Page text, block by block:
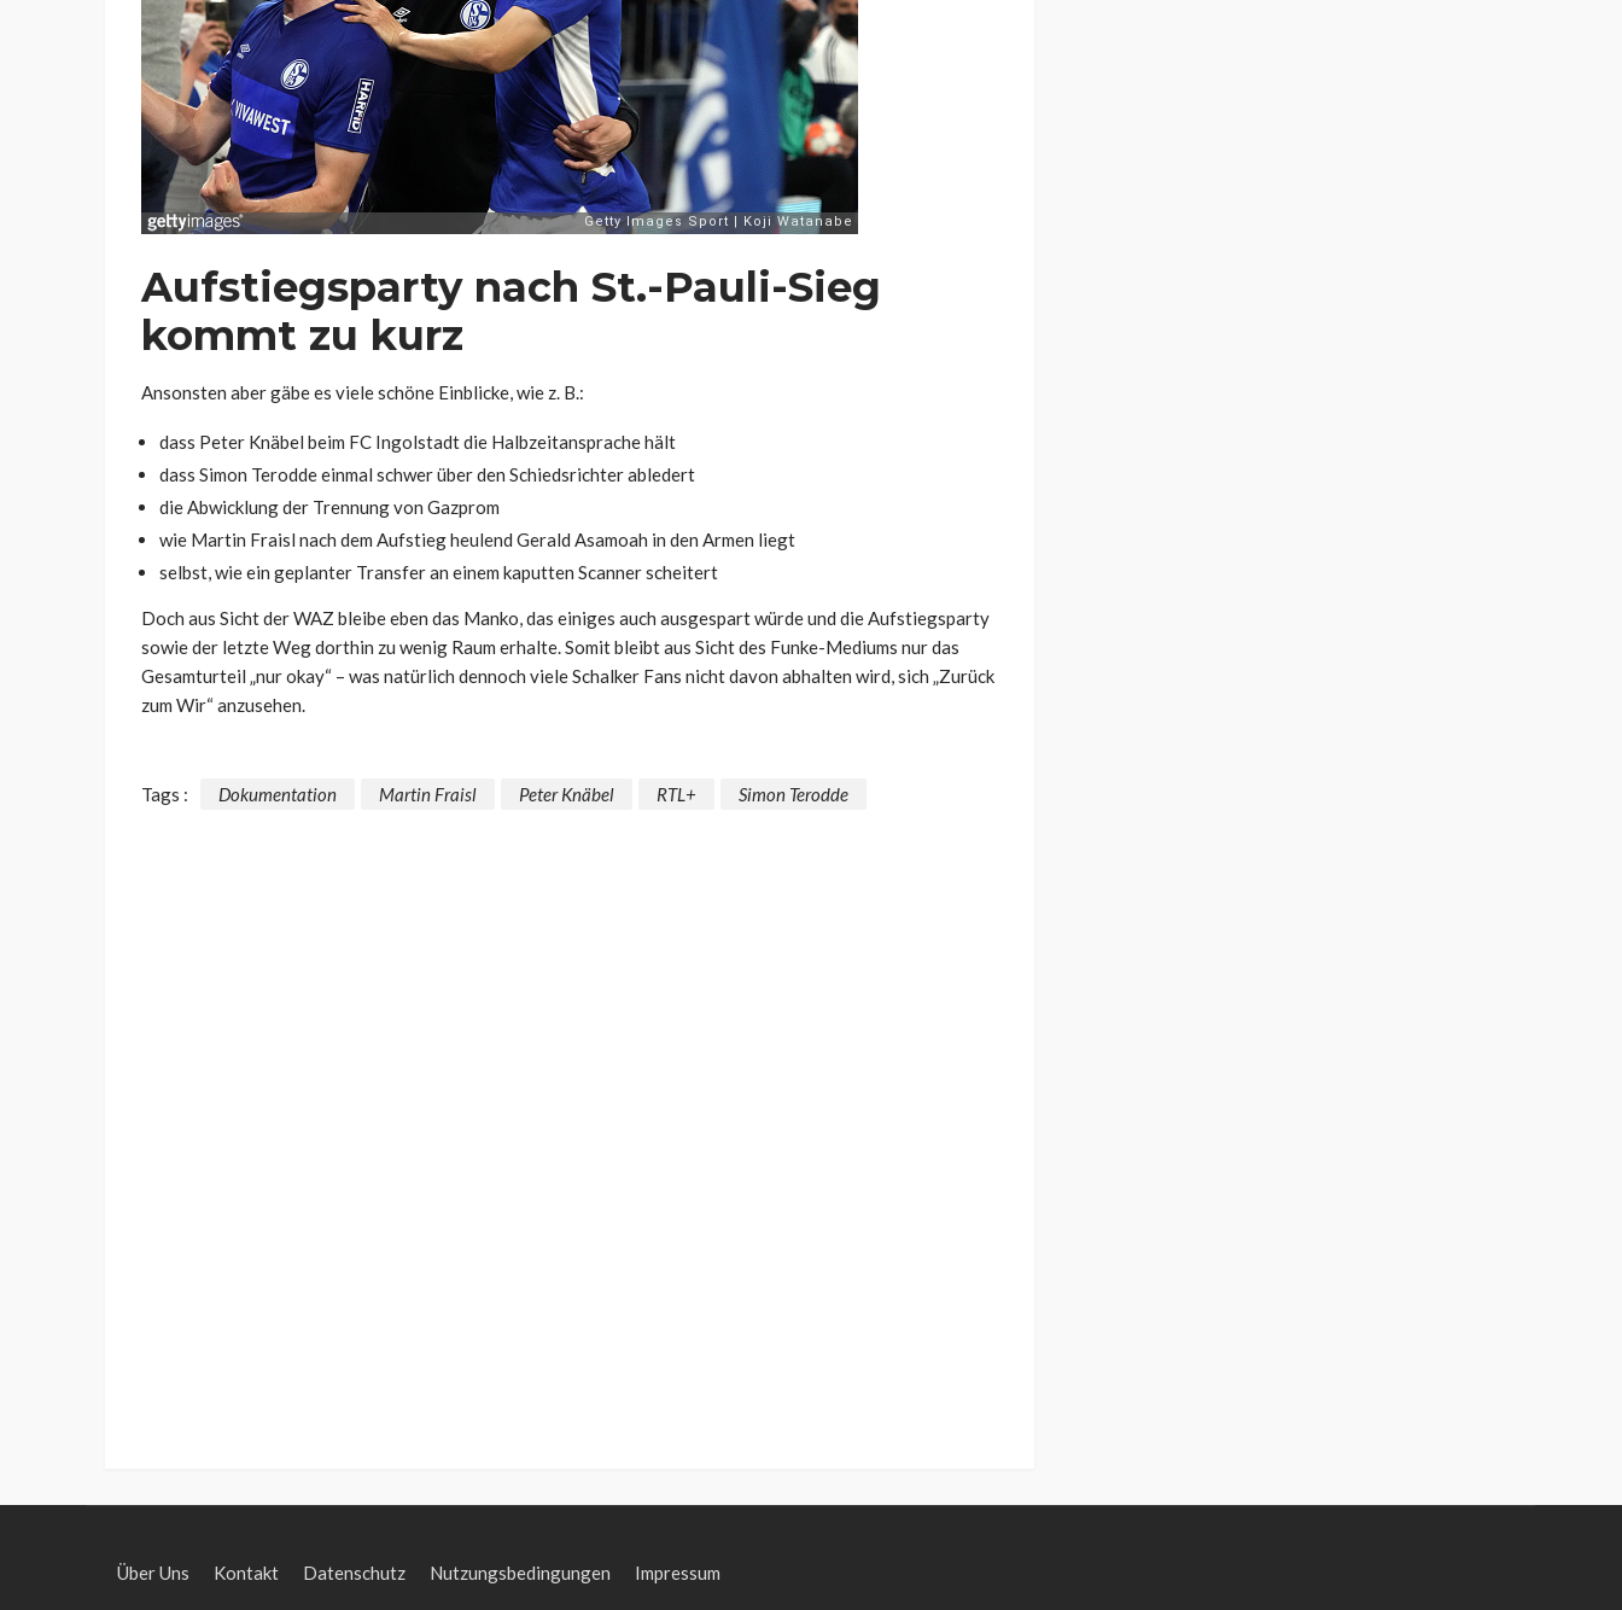
Aufstiegsparty nach St.-Pauli-Sieg
kommt zu kurz
Ansonsten aber gäbe es viele schöne Einblicke, wie z. B.:
dass Peter Knäbel beim FC Ingolstadt die Halbzeitansprache hält
dass Simon Terodde einmal schwer über den Schiedsrichter abledert
die Abwicklung der Trennung von Gazprom
wie Martin Fraisl nach dem Aufstieg heulend Gerald Asamoah in den Armen liegt
selbst, wie ein geplanter Transfer an einem kaputten Scanner scheitert
Doch aus Sicht der WAZ bleibe eben das Manko, das einiges auch ausgespart würde und die Aufstiegsparty
sowie der letzte Weg dorthin zu wenig Raum erhalte. Somit bleibt aus Sicht des Funke-Mediums nur das
Gesamturteil „nur okay“ – was natürlich dennoch viele Schalker Fans nicht davon abhalten wird, sich „Zurück
zum Wir“ anzusehen.
Tags : Dokumentation Martin Fraisl Peter Knäbel RTL+ Simon Terodde
Über Uns Kontakt Datenschutz Nutzungsbedingungen Impressum